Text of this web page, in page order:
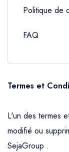
Politique de
FAQ
Termes et
L'un des termes
modifié ou
SejaGroup .